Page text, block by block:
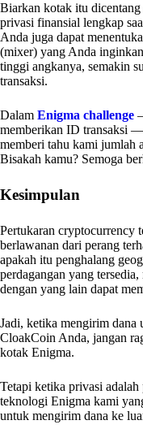
Biarkan kotak itu
privasi finansial lengkap
Anda juga dapat
(mixer) yang Anda
tinggi angkanya, semakin
transaksi.
Dalam Enigma challenge
memberikan ID transaksi
memberi tahu kami jumlah
Bisakah kamu? Semoga
Kesimpulan
Pertukaran cryptocurrency
berlawanan dari perang
apakah itu penghalang
perdagangan yang
dengan yang lain dapat
Jadi, ketika mengirim dana
CloakCoin Anda, jangan
kotak Enigma.
Tetapi ketika privasi
teknologi Enigma kami
untuk mengirim dana ke